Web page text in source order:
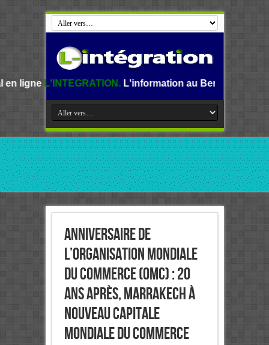
L'information au Benin, en Afrique et dans le
Anniversaire de
l’Organisation mondiale
du Commerce (OMC) : 20
ans après, Marrakech à
nouveau capitale
mondiale du commerce